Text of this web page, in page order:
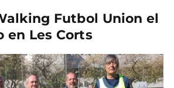
Futbol Union el
en Les Corts